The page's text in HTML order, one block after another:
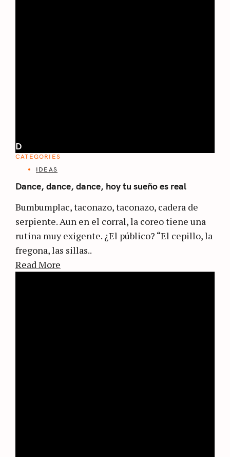
D
CATEGORIES
IDEAS
Dance, dance, dance, hoy tu sueño es real
Bumbumplac, taconazo, taconazo, cadera de
serpiente. Aun en el corral, la coreo tiene una
rutina muy exigente. ¿El público? “El cepillo, la
fregona, las sillas..
Read More